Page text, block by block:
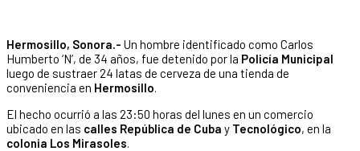
Hermosillo, Sonora.- Un hombre identificado como Carlos
Humberto ‘N’, de 34 años, fue detenido por la Policía Municipal
luego de sustraer 24 latas de cerveza de una tienda de
conveniencia en Hermosillo.
El hecho ocurrió a las 23:50 horas del lunes en un comercio
ubicado en las calles República de Cuba y Tecnológico, en la
colonia Los Mirasoles.